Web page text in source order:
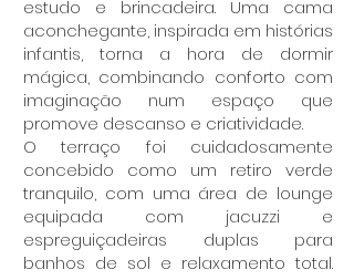
estudo e brincadeira. Uma cama
aconchegante, inspirada em histórias
infantis, torna a hora de dormir
mágica, combinando conforto com
imaginação num espaço que
promove descanso e criatividade.
O terraço foi cuidadosamente
concebido como um retiro verde
tranquilo, com uma área de lounge
equipada com jacuzzi e
espreguiçadeiras duplas para
banhos de sol e relaxamento total.